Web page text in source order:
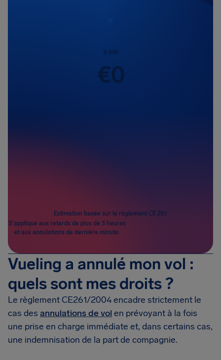
0KM
€0
Estimation basée sur le règlement CE 261
S’applique aux retards de plus de 3 heures
et aux annulations de dernière minute.
Vueling a annulé mon vol :
quels sont mes droits ?
Le règlement CE261/2004 encadre strictement le
cas des annulations de vol en prévoyant à la fois
une prise en charge immédiate et, dans certains cas,
une indemnisation de la part de compagnie.